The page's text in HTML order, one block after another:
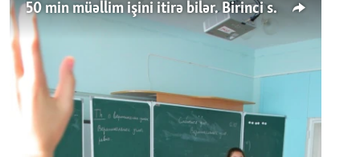
50 min müəllim işini itirə bilər. Birinci sinfə gedənlər azalır